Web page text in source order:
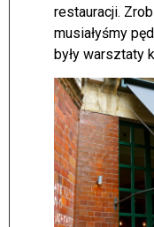
restauracji.
musiałyśmy
były warsztaty